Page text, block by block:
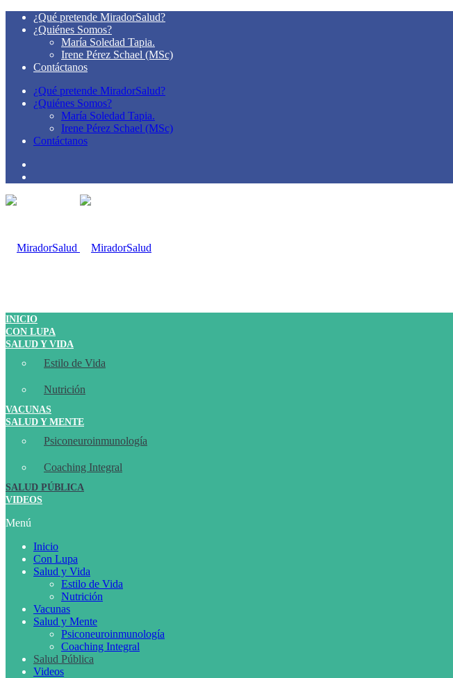
¿Qué pretende MiradorSalud?
¿Quiénes Somos?
María Soledad Tapia.
Irene Pérez Schael (MSc)
Contáctanos
¿Qué pretende MiradorSalud?
¿Quiénes Somos?
María Soledad Tapia.
Irene Pérez Schael (MSc)
Contáctanos
INICIO
CON LUPA
SALUD Y VIDA
Estilo de Vida
Nutrición
VACUNAS
SALUD Y MENTE
Psiconeuroinmunología
Coaching Integral
SALUD PÚBLICA
VIDEOS
Menú
Inicio
Con Lupa
Salud y Vida
Estilo de Vida
Nutrición
Vacunas
Salud y Mente
Psiconeuroinmunología
Coaching Integral
Salud Pública
Videos